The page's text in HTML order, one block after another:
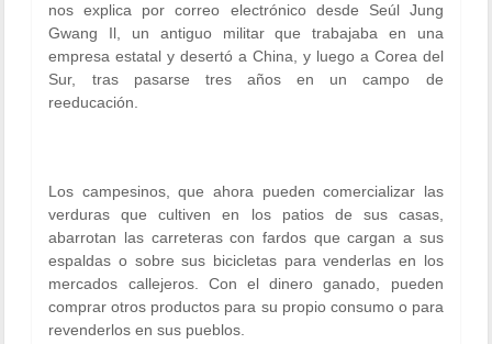
nos explica por correo electrónico desde Seúl Jung
Gwang Il, un antiguo militar que trabajaba en una
empresa estatal y desertó a China, y luego a Corea del
Sur, tras pasarse tres años en un campo de
reeducación.
Los campesinos, que ahora pueden comercializar las
verduras que cultiven en los patios de sus casas,
abarrotan las carreteras con fardos que cargan a sus
espaldas o sobre sus bicicletas para venderlas en los
mercados callejeros. Con el dinero ganado, pueden
comprar otros productos para su propio consumo o para
revenderlos en sus pueblos.